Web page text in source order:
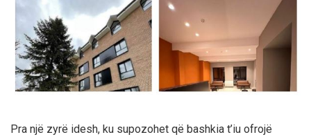
Pra një zyrë idesh, ku supozohet që bashkia t’iu ofrojë